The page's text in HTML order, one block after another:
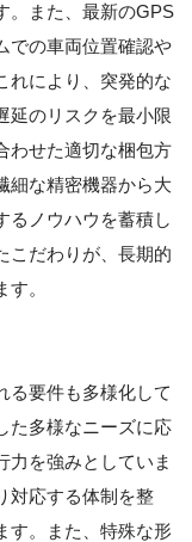
。また、最新のGPS
での車両位置確認や
れにより、突発的な
延のリスクを最小限
わせた適切な梱包方
細な精密機器から大
るノウハウを蓄積し
こだわりが、長期的
。
る要件も多様化して
た多様なニーズに応
力を強みとしていま
対応する体制を整
す。また、特殊な形